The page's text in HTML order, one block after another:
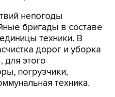
непогоды
бригады в составе
техники. В
дорог и уборка
этого
погрузчики,
техника.